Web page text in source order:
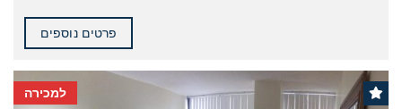
פרטים נוספים
למכירה